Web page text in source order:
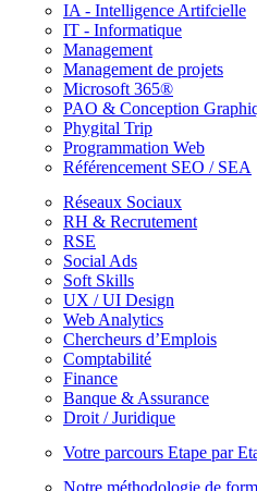
IA - Intelligence Artifcielle
IT - Informatique
Management
Management de projets
Microsoft 365®
PAO & Conception
Phygital Trip
Programmation Web
Référencement SEO / SEA
Réseaux Sociaux
RH & Recrutement
RSE
Social Ads
Soft Skills
UX / UI Design
Web Analytics
Chercheurs d’Emplois
Comptabilité
Finance
Banque & Assurance
Droit / Juridique
Votre parcours Etape par
Notre méthodologie de